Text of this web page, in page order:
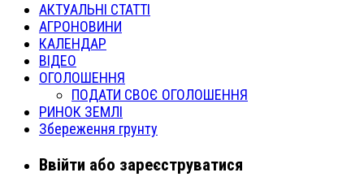
АКТУАЛЬНІ СТАТТІ
АГРОНОВИНИ
КАЛЕНДАР
ВІДЕО
ОГОЛОШЕННЯ
ПОДАТИ СВОЄ ОГОЛОШЕННЯ
РИНОК ЗЕМЛІ
Збереження грунту
Ввійти або зареєструватися